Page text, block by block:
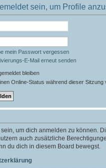
sein, um Profile
mein Passwort vergessen
E-Mail erneut senden
bleiben
Online-Status während dieser Sitzung
um dich anmelden zu können.
auch zusätzliche
du dich in diesem Board bewegst.